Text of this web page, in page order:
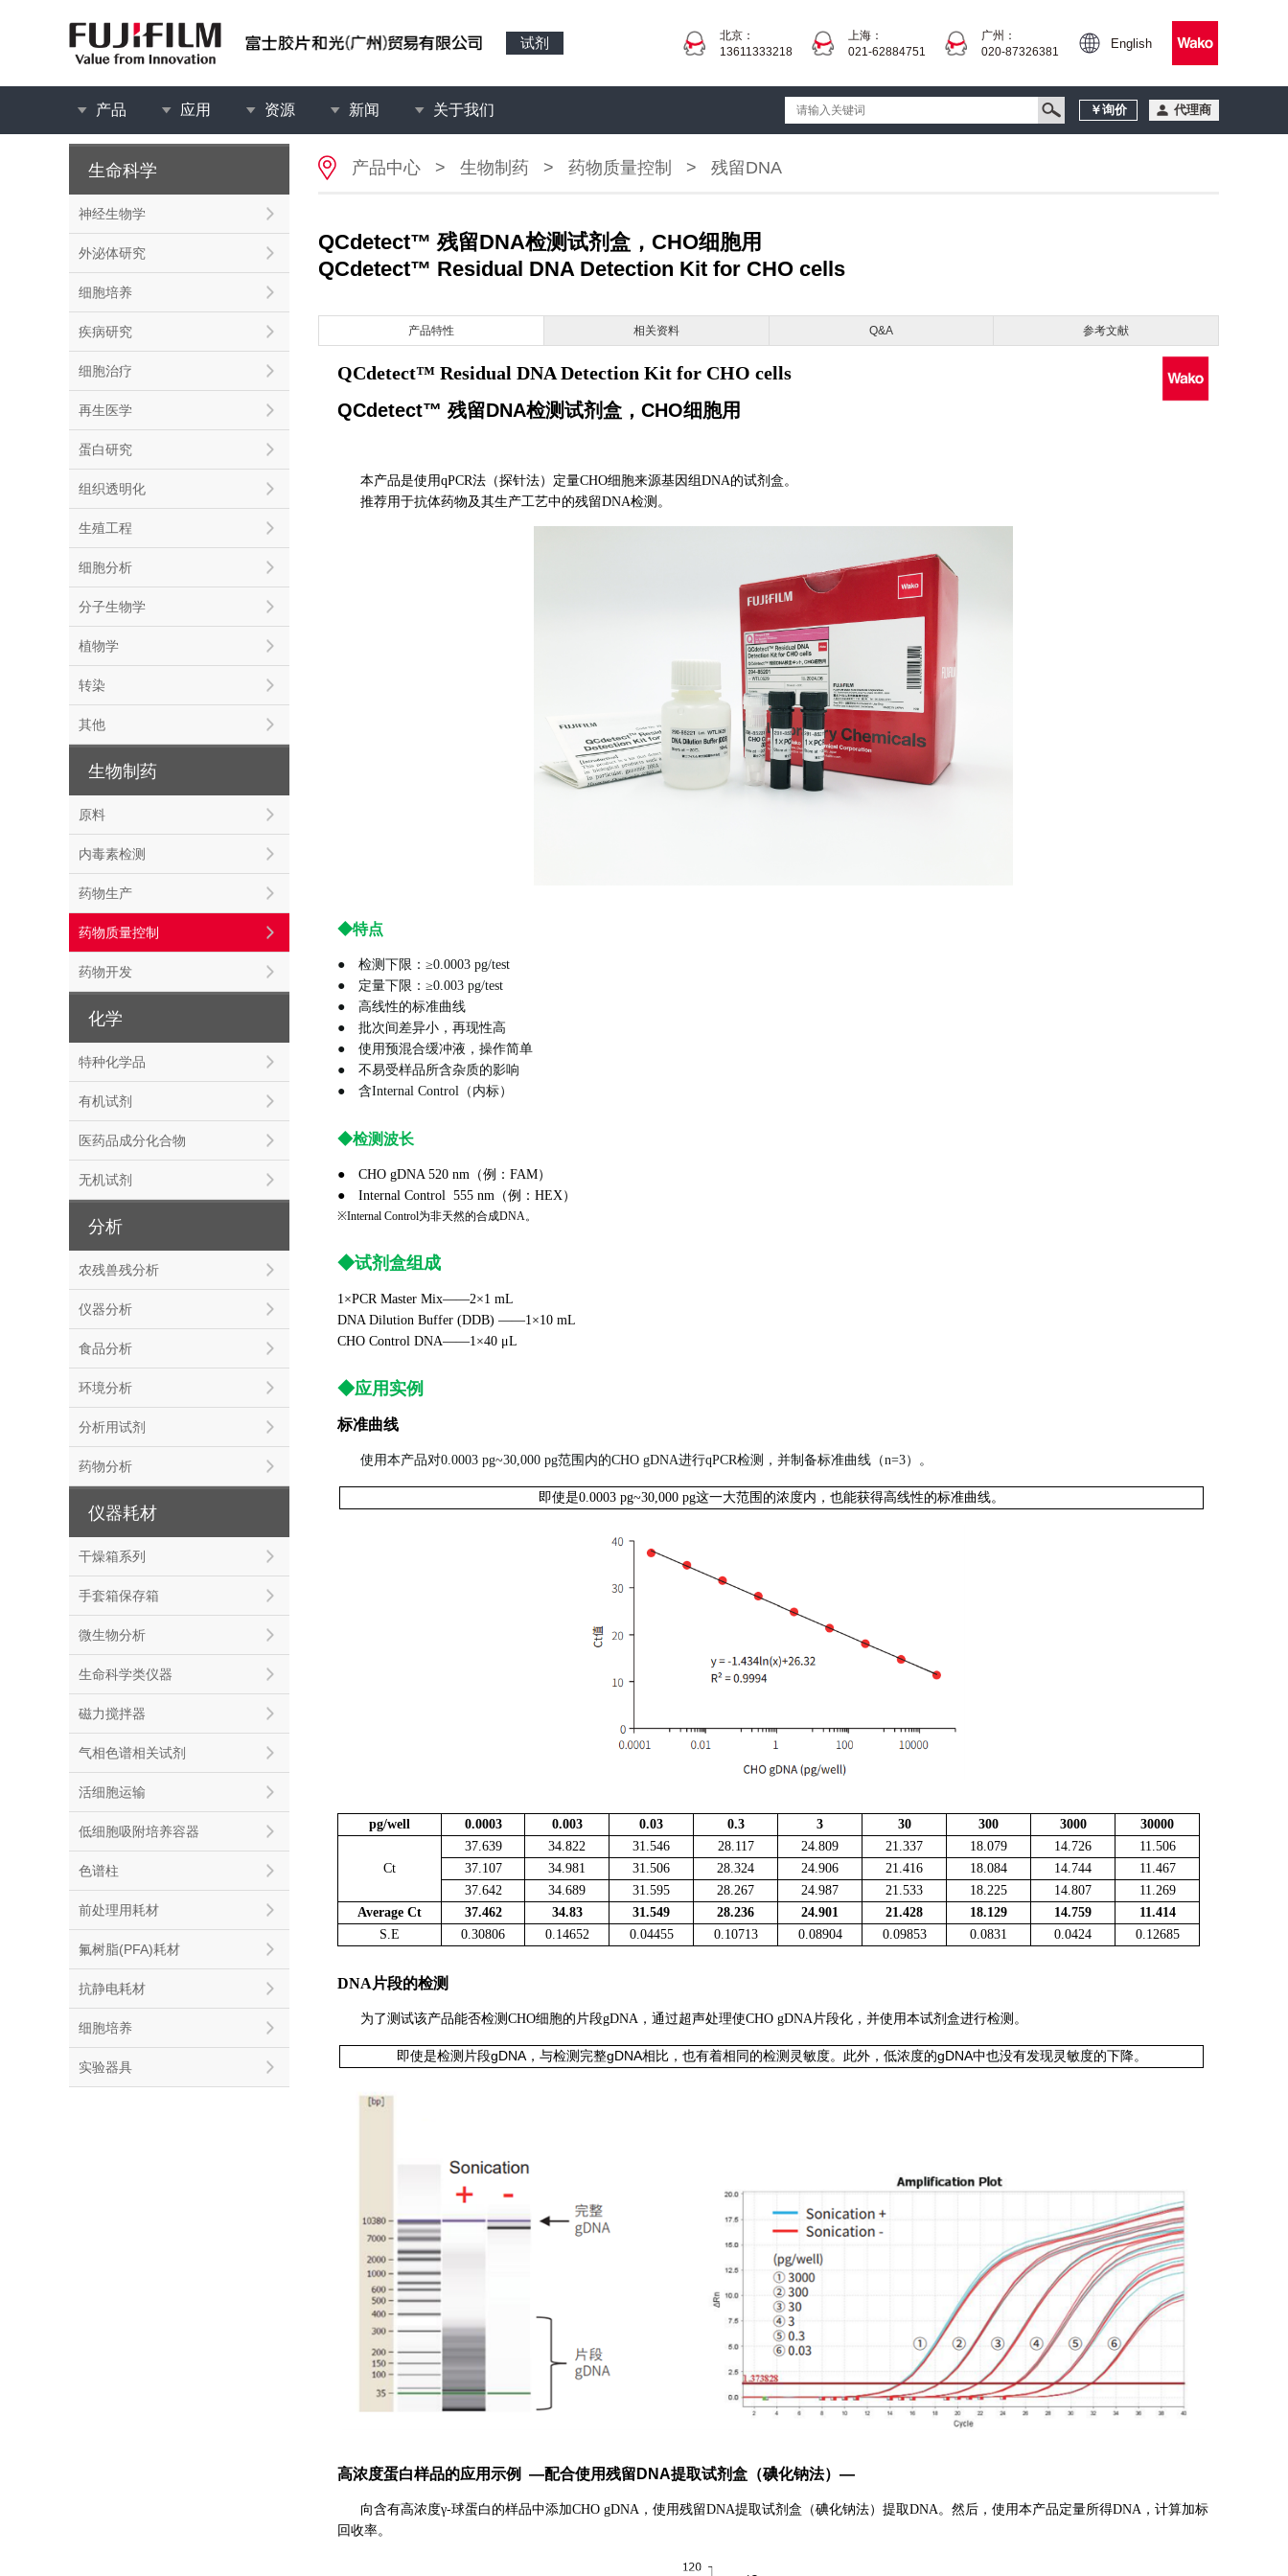
试剂
北京：
13611333218
上海：
021-62884751
广州：
020-87326381
English
产品 应用 资源 新闻 关于我们 ￥询价 代理商
生命科学
神经生物学
外泌体研究
细胞培养
疾病研究
细胞治疗
再生医学
蛋白研究
组织透明化
生殖工程
细胞分析
分子生物学
植物学
转染
其他
生物制药
原料
内毒素检测
药物生产
药物质量控制
药物开发
化学
特种化学品
有机试剂
医药品成分化合物
无机试剂
分析
农残兽残分析
仪器分析
食品分析
环境分析
分析用试剂
药物分析
仪器耗材
干燥箱系列
手套箱保存箱
微生物分析
生命科学类仪器
磁力搅拌器
气相色谱相关试剂
活细胞运输
低细胞吸附培养容器
色谱柱
前处理用耗材
氟树脂(PFA)耗材
抗静电耗材
细胞培养
实验器具
产品中心 > 生物制药 > 药物质量控制 > 残留DNA
QCdetect™ 残留DNA检测试剂盒，CHO细胞用
QCdetect™ Residual DNA Detection Kit for CHO cells
产品特性 相关资料 Q&A 参考文献
QCdetect™ Residual DNA Detection Kit for CHO cells
QCdetect™ 残留DNA检测试剂盒，CHO细胞用
本产品是使用qPCR法（探针法）定量CHO细胞来源基因组DNA的试剂盒。
推荐用于抗体药物及其生产工艺中的残留DNA检测。
◆特点
● 检测下限：≥0.0003 pg/test
● 定量下限：≥0.003 pg/test
● 高线性的标准曲线
● 批次间差异小，再现性高
● 使用预混合缓冲液，操作简单
● 不易受样品所含杂质的影响
● 含Internal Control（内标）
◆检测波长
●
CHO gDNA 520 nm（例：FAM）
●
Internal Control 555 nm（例：HEX）
※Internal Control为非天然的合成DNA。
◆试剂盒组成
1×PCR Master Mix——2×1 mL
DNA Dilution Buffer (DDB) ——1×10 mL
CHO Control DNA——1×40 μL
◆应用实例
标准曲线
使用本产品对0.0003 pg~30,000 pg范围内的CHO gDNA进行qPCR检测，并制备标准曲线（n=3）。
即使是0.0003 pg~30,000 pg这一大范围的浓度内，也能获得高线性的标准曲线。
pg/well 0.0003 0.003 0.03 0.3 3 30 300 3000 30000
Ct
37.639 34.822 31.546 28.117 24.809 21.337 18.079 14.726
11.506
37.107
34.981 31.506 28.324 24.906 21.416 18.084 14.744
11.467
37.642
34.689 31.595 28.267 24.987 21.533 18.225 14.807
11.269
Average Ct
37.462 34.83 31.549 28.236 24.901 21.428 18.129 14.759
11.414
S.E
0.30806 0.14652 0.04455 0.10713 0.08904 0.09853 0.0831 0.0424 0.12685
DNA片段的检测
为了测试该产品能否检测CHO细胞的片段gDNA，通过超声处理使CHO gDNA片段化，并使用本试剂盒进行检测。
即使是检测片段gDNA，与检测完整gDNA相比，也有着相同的检测灵敏度。此外，低浓度的gDNA中也没有发现灵敏度的下降。
高浓度蛋白样品的应用示例 —配合使用残留DNA提取试剂盒（碘化钠法） —
向含有高浓度γ-球蛋白的样品中添加CHO gDNA，使用残留DNA提取试剂盒（碘化钠法）提取DNA。然后，使用本产品定量所得DNA，计算加标
回收率。